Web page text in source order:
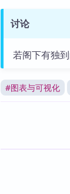
讨论
若阁下有独
#图表与可视化